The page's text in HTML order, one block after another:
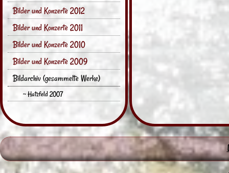
Bilder und Konzerte 2012
Bilder und Konzerte 2011
Bilder und Konzerte 2010
Bilder und Konzerte 2009
Bildarchiv (gesammelte Werke)
~ Hatzfeld 2007